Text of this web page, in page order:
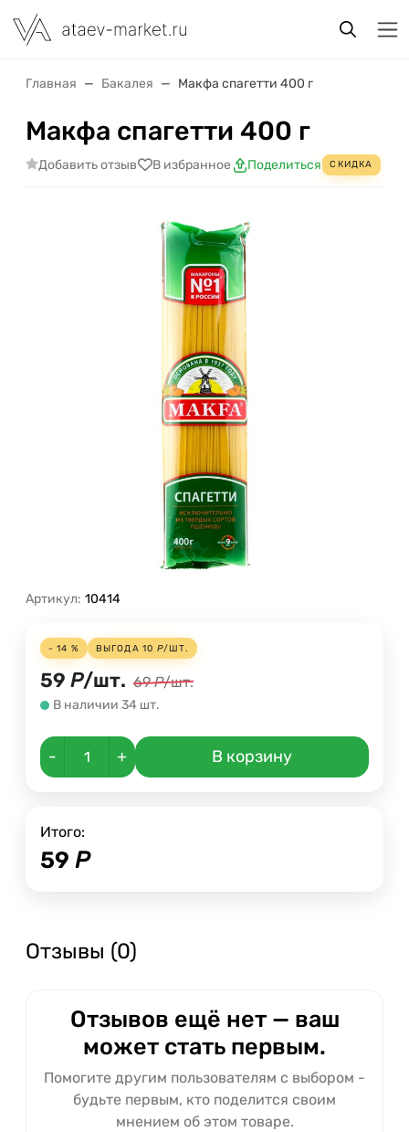
Главная Бакалея Макфа спагетти 400 г
Макфа спагетти 400 г
Добавить отзыв В избранное Поделиться СКИДКА
Артикул: 10414
- 14 % ВЫГОДА 10 Р/ШТ.
59 Р/шт. 69 Р/шт.
В наличии 34 шт.
- + В корзину
Итого:
59 Р
Отзывы (0)
Отзывов ещё нет — ваш
может стать первым.
Помогите другим пользователям с выбором -
будьте первым, кто поделится своим
мнением об этом товаре.